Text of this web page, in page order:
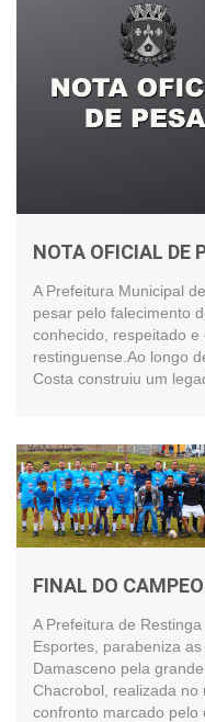
NOTA OFICIAL DE
A Prefeitura Municipal
pesar pelo falecimento
conhecido, respeitado
restinguense.Ao longo
Costa construiu um
FINAL DO
A Prefeitura de
Esportes, parabeniza
Damasceno pela
Chacrobol, realizada no
confronto marcado